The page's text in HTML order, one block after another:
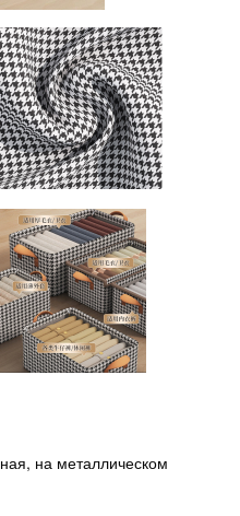
на металлическом